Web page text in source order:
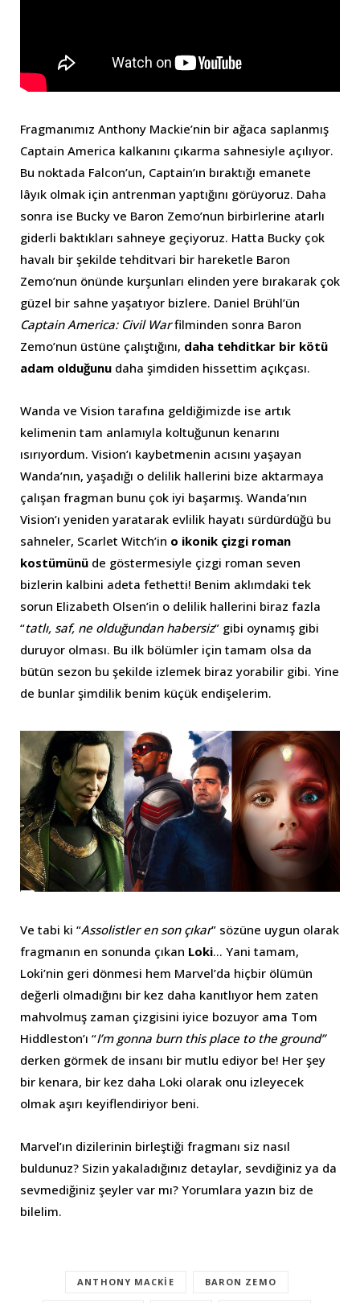
Fragmanımız Anthony Mackie’nin bir ağaca saplanmış
Captain America kalkanını çıkarma sahnesiyle açılıyor.
Bu noktada Falcon’un, Captain’ın bıraktığı emanete
lâyık olmak için antrenman yaptığını görüyoruz. Daha
sonra ise Bucky ve Baron Zemo’nun birbirlerine atarlı
giderli baktıkları sahneye geçiyoruz. Hatta Bucky çok
havalı bir şekilde tehditvari bir hareketle Baron
Zemo’nun önünde kurşunları elinden yere bırakarak çok
güzel bir sahne yaşatıyor bizlere. Daniel Brühl’ün
Captain America: Civil Warfilminden sonra Baron
Zemo’nun üstüne çalıştığını, daha tehditkar bir kötü
adam olduğunu daha şimdiden hissettim açıkçası.
Wanda ve Vision tarafına geldiğimizde ise artık
kelimenin tam anlamıyla koltuğunun kenarını
ısırıyordum. Vision’ı kaybetmenin acısını yaşayan
Wanda’nın, yaşadığı o delilik hallerini bize aktarmaya
çalışan fragman bunu çok iyi başarmış. Wanda’nın
Vision’ı yeniden yaratarak evlilik hayatı sürdürdüğü bu
sahneler, Scarlet Witch’in o ikonik çizgi roman
kostümünü de göstermesiyle çizgi roman seven
bizlerin kalbini adeta fethetti! Benim aklımdaki tek
sorun Elizabeth Olsen’in o delilik hallerini biraz fazla
“tatlı, saf, ne olduğundan habersiz” gibi oynamış gibi
duruyor olması. Bu ilk bölümler için tamam olsa da
bütün sezon bu şekilde izlemek biraz yorabilir gibi. Yine
de bunlar şimdilik benim küçük endişelerim.
Ve tabi ki “Assolistler en son çıkar” sözüne uygun olarak
fragmanın en sonunda çıkan Loki… Yani tamam,
Loki’nin geri dönmesi hem Marvel’da hiçbir ölümün
değerli olmadığını bir kez daha kanıtlıyor hem zaten
mahvolmuş zaman çizgisini iyice bozuyor ama Tom
Hiddleston’ı “I’m gonna burn this place to the ground”
derken görmek de insanı bir mutlu ediyor be! Her şey
bir kenara, bir kez daha Loki olarak onu izleyecek
olmak aşırı keyiflendiriyor beni.
Marvel’ın dizilerinin birleştiği fragmanı siz nasıl
buldunuz? Sizin yakaladığınız detaylar, sevdiğiniz ya da
sevmediğiniz şeyler var mı? Yorumlara yazın biz de
bilelim.
ANTHONY MACKIE BARON ZEMO